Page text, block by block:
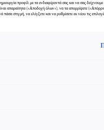
σε μέγεθος καρυδιού
προφίλ με τα ενδιαφέροντά σας και να σας δείχνουμε
απαραίτητα («Αποδοχή όλων»), να τα απορρίψετε
στιγμή, να ελέγξετε και να ρυθμίσετε εκ νέου τις